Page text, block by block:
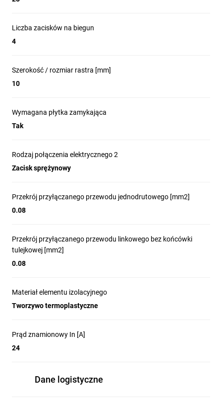
Liczba zacisków na biegun
4
Szerokość / rozmiar rastra [mm]
10
Wymagana płytka zamykająca
Tak
Rodzaj połączenia elektrycznego 2
Zacisk sprężynowy
Przekrój przyłączanego przewodu jednodrutowego [mm2]
0.08
Przekrój przyłączanego przewodu linkowego bez końcówki
tulejkowej [mm2]
0.08
Materiał elementu izolacyjnego
Tworzywo termoplastyczne
Prąd znamionowy In [A]
24
Dane logistyczne